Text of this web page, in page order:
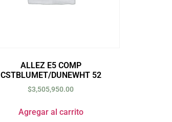
ALLEZ E5 COMP
CSTBLUMET/DUNEWHT 52
$3,505,950.00
Agregar al carrito